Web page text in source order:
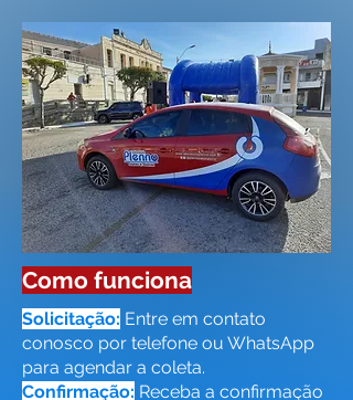
Como funciona
Solicitação: Entre em contato
conosco por telefone ou WhatsApp
para agendar a coleta.
Confirmação: Receba a confirmação